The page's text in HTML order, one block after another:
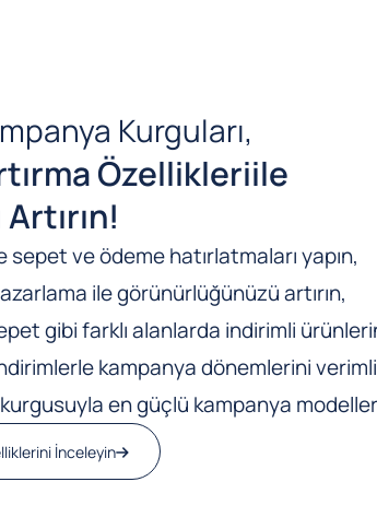
Kurguları,
Özellikleriile
Artırın!
sepet ve ödeme hatırlatmaları yapın,
ile görünürlüğünüzü artırın,
gibi farklı alanlarda indirimli
kampanya dönemlerini
en güçlü kampanya
İnceleyin